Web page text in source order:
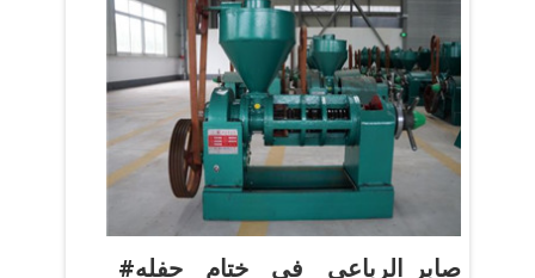
#صابر_الرباعي في ختام حفله